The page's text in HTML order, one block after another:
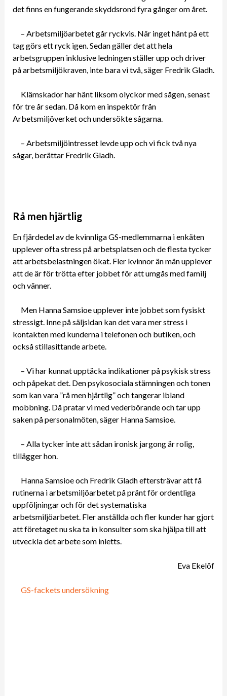
det finns en fungerande skyddsrond fyra gånger om året.
– Arbetsmiljöarbetet går ryckvis. När inget hänt på ett
tag görs ett ryck igen. Sedan gäller det att hela
arbetsgruppen inklusive ledningen ställer upp och driver
på arbetsmiljökraven, inte bara vi två, säger Fredrik Gladh.
Klämskador har hänt liksom olyckor med sågen, senast
för tre år sedan. Då kom en inspektör från
Arbetsmiljöverket och undersökte sågarna.
– Arbetsmiljöintresset levde upp och vi fick två nya
sågar, berättar Fredrik Gladh.
Rå men hjärtlig
En fjärdedel av de kvinnliga GS-medlemmarna i enkäten
upplever ofta stress på arbetsplatsen och de flesta tycker
att arbetsbelastningen ökat. Fler kvinnor än män upplever
att de är för trötta efter jobbet för att umgås med familj
och vänner.
Men Hanna Samsioe upplever inte jobbet som fysiskt
stressigt. Inne på säljsidan kan det vara mer stress i
kontakten med kunderna i telefonen och butiken, och
också stillasittande arbete.
– Vi har kunnat upptäcka indikationer på psykisk stress
och påpekat det. Den psykosociala stämningen och tonen
som kan vara ”rå men hjärtlig” och tangerar ibland
mobbning. Då pratar vi med vederbörande och tar upp
saken på personalmöten, säger Hanna Samsioe.
– Alla tycker inte att sådan ironisk jargong är rolig,
tillägger hon.
Hanna Samsioe och Fredrik Gladh eftersträvar att få
rutinerna i arbetsmiljöarbetet på pränt för ordentliga
uppföljningar och för det systematiska
arbetsmiljöarbetet. Fler anställda och fler kunder har gjort
att företaget nu ska ta in konsulter som ska hjälpa till att
utveckla det arbete som inletts.
Eva Ekelöf
GS-fackets undersökning